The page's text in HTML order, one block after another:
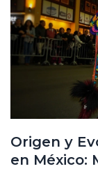
Origen y
en México: